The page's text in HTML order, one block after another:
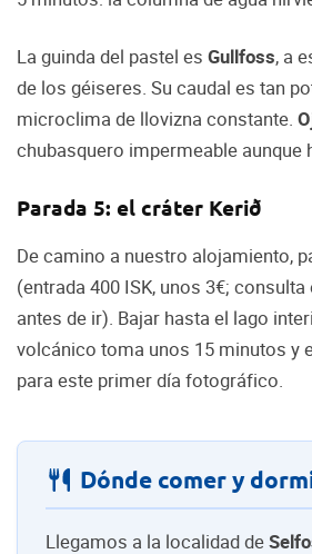
La guinda del pastel es Gullfoss, a
de los géiseres. Su caudal es tan
microclima de llovizna constante.
chubasquero impermeable aunque
Parada 5: el cráter Kerið
De camino a nuestro alojamiento,
(entrada 400 ISK, unos 3€;
antes de ir). Bajar hasta el lago
volcánico toma unos 15 minutos y
para este primer día fotográfico.
Dónde comer y
Llegamos a la localidad de